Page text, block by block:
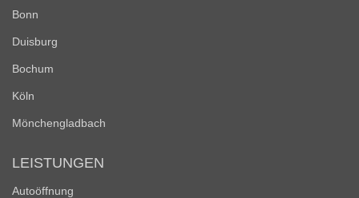
Bonn
Duisburg
Bochum
Köln
Mönchengladbach
LEISTUNGEN
Autoöffnung